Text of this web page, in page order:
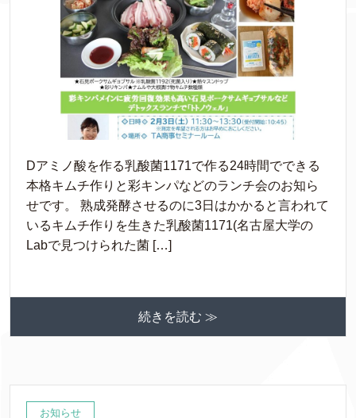
Dアミノ酸を作る乳酸菌1171で作る24時間でできる
本格キムチ作りと彩キンパなどのランチ会のお知ら
せです。 熟成発酵させるのに3日はかかると言われて
いるキムチ作りを生きた乳酸菌1171(名古屋大学の
Labで見つけられた菌 […]
続きを読む ≫
お知らせ